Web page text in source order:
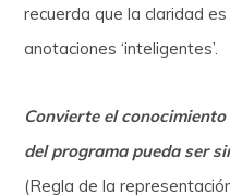
recuerda que la claridad
anotaciones ‘inteligentes’.
Convierte el
del programa pueda ser
(Regla de la